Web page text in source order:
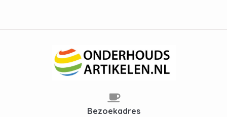
Bezoekadres